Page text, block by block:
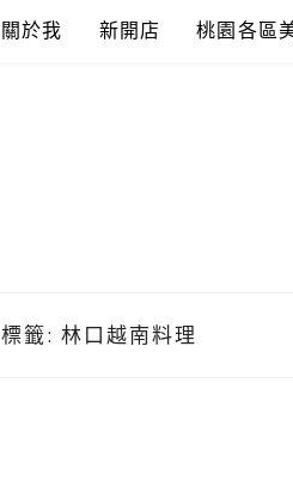
關於我 新開店 桃園各區
標籤: 林口越南料理